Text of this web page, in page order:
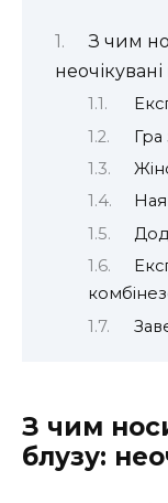
З чим
З чим
блузу: